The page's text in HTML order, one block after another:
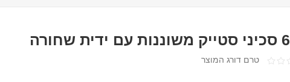
טרם דורג המוצר